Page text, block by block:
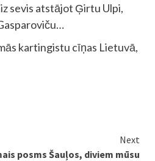
sevis atstājot Ģirtu Ulpi,
kartingistu cīņas Lietuvā,
Next
posms Šauļos, diviem mūsu